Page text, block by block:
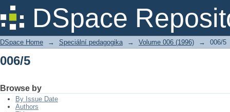
DSpace
006/5
DSpace Home → Speciální pedagogika → Volume 006 (1996) → 006/5
006/5
Browse by
By Issue Date
Authors